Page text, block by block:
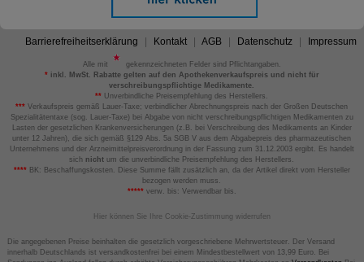
Barrierefreiheitserklärung Kontakt AGB Datenschutz Impressum
Alle mit
gekennzeichneten Felder sind Pflichtangaben.
*inkl. MwSt. Rabatte gelten auf den Apothekenverkaufspreis und nicht für
verschreibungspflichtige Medikamente.
** Unverbindliche Preisempfehlung des Herstellers.
*** Verkaufspreis gemäß Lauer-Taxe; verbindlicher Abrechnungspreis nach der Großen Deutschen
Spezialitätentaxe (sog. Lauer-Taxe) bei Abgabe von nicht verschreibungspflichtigen Medikamenten zu
Lasten der gesetzlichen Krankenversicherungen (z.B. bei Verschreibung des Medikaments an Kinder
unter 12 Jahren), die sich gemäß §129 Abs. 5a SGB V aus dem Abgabepreis des pharmazeutischen
Unternehmens und der Arzneimittelpreisverordnung in der Fassung zum 31.12.2003 ergibt. Es handelt
sich nicht um die unverbindliche Preisempfehlung des Herstellers.
****BK: Beschaffungskosten. Diese Summe fällt zusätzlich an, da der Artikel direkt vom Hersteller
bezogen werden muss.
*****verw. bis: Verwendbar bis.
Hier können Sie Ihre Cookie-Zustimmung widerrufen
Die angegebenen Preise beinhalten die gesetzlich vorgeschriebene Mehrwertsteuer. Der Versand
innerhalb Deutschlands ist versandkostenfrei bei einem Mindestbestellwert von 13,99 Euro. Bei